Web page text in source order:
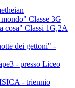
Classe 3G
cosa" Classi 1G,2A
dei gettoni" -
- presso Liceo
- triennio